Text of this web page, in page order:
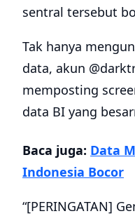
sentral tersebut
Tak hanya
data, akun
memposting
data BI yang
Baca juga: Data
Indonesia Bocor
“[PERINGATAN]